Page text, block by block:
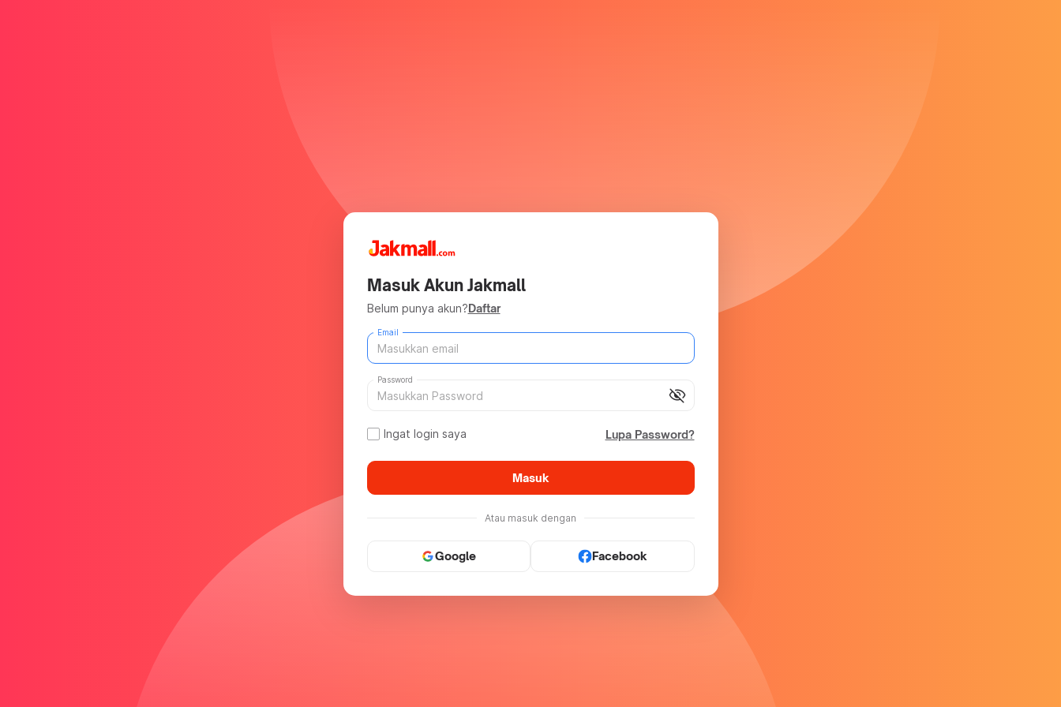
Masuk Akun Jakmall
Belum punya akun?Daftar
Email
visibility_off
Password
Ingat login saya Lupa Password?
Masuk
Atau masuk dengan
Google Facebook